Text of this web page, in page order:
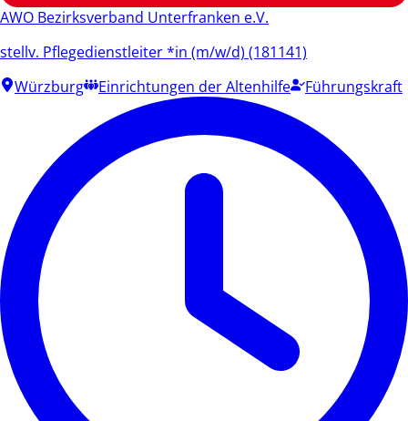
AWO Bezirksverband Unterfranken e.V.
stellv. Pflegedienstleiter *in (m/w/d) (181141)
Würzburg
Einrichtungen der Altenhilfe Führungskraft